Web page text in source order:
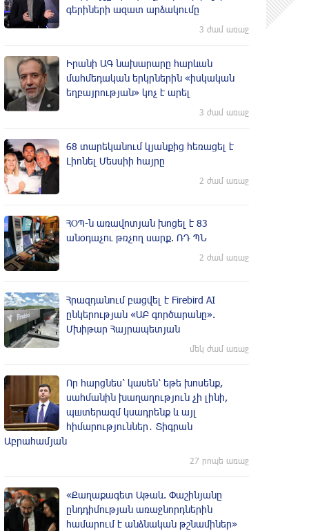
գերիների ազատ արձակումը
3 ժամ առաջ
Իրանի ԱԳ նախարարը հարևան
մահմեդական երկրներին «իսկական
եղբայրության» կոչ է արել
3 ժամ առաջ
68 տարեկանում կյանքից հեռացել է
Լիոնել Մեսսիի հայրը
2 ժամ առաջ
ՀՕՊ-ն առավոտյան խnցել է 83
անօդաչու թռչող սարք. ՌԴ ՊՆ
2 ժամ առաջ
Հրազդանում բացվել է Firebird AI
ընկերության «ԱԲ գործարանը».
Մխիթար Հայրապետյան
մեկ ժամ առաջ
Որ հարցնես՝ կասեն՝ եթե խոսենք,
սահմանին խաղաղություն չի լինի,
պшտերազմ կuադրենք և այլ
հիմարnւթյուններ․ Տիգրան
Աբրահամյան
27 րոպե առաջ
«Քաղաքագետ Աթաև. Փաշինյանը
ընդդիմության առաջնորդներին
համարում է անձնական թշնամիներ»